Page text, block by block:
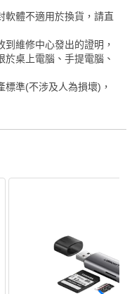
軟體不適用於換貨，請直
維修中心發出的證明，
桌上電腦、手提電腦、
準(不涉及人為損壞)，